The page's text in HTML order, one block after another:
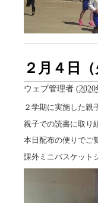
２月４日
ウェブ管理者 (
２学期に実施した親
親子での読書に取り
本日配布の便りでご
課外ミニバスケット